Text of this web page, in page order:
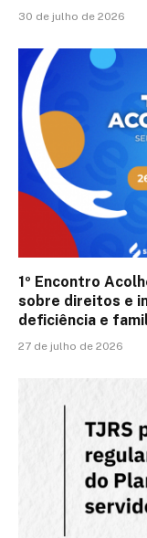
30 de julho de 2026
1º Encontro
sobre direitos e
deficiência e
27 de julho de 2026